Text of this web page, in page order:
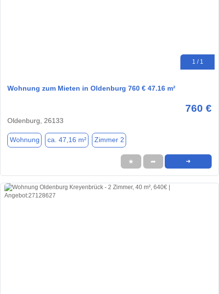
1 / 1
Wohnung zum Mieten in Oldenburg 760 € 47.16 m²
760 €
Oldenburg, 26133
Wohnung ca. 47,16 m² Zimmer 2
★ ➦ ➜